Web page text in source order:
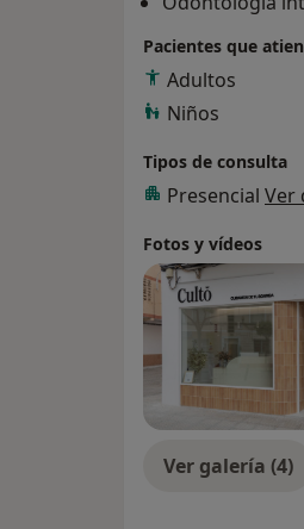
Pacientes que
Adultos
Niños
Tipos de consulta
Presencial Ver
Fotos y vídeos
Ver galería (4)